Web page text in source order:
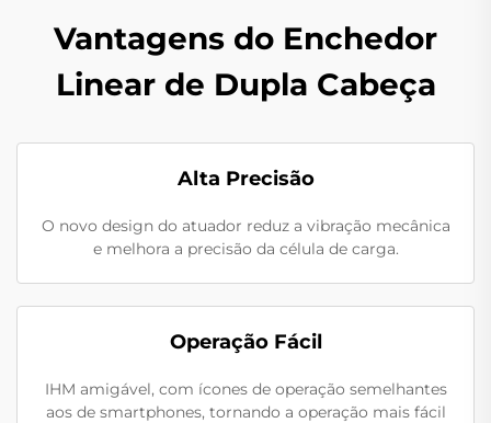
Vantagens do Enchedor
Linear de Dupla Cabeça
Alta Precisão
O novo design do atuador reduz a vibração mecânica
e melhora a precisão da célula de carga.
Operação Fácil
IHM amigável, com ícones de operação semelhantes
aos de smartphones, tornando a operação mais fácil